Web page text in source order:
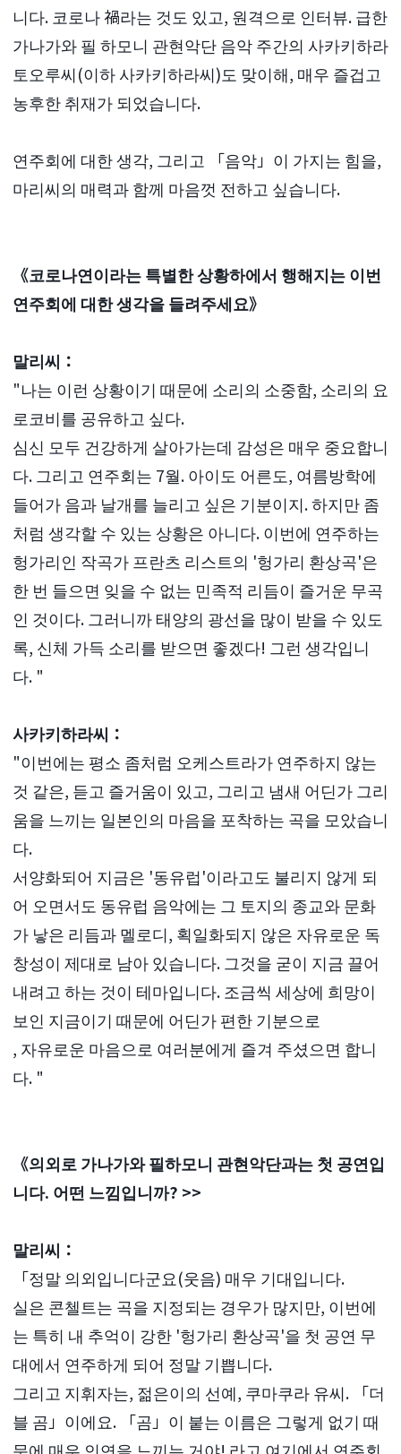
니다. 코로나 禍라는 것도 있고, 원격으로 인터뷰. 급한
가나가와 필 하모니 관현악단 음악 주간의 사카키하라
토오루씨(이하 사카키하라씨)도 맞이해, 매우 즐겁고
농후한 취재가 되었습니다.
연주회에 대한 생각, 그리고 「음악」이 가지는 힘을,
마리씨의 매력과 함께 마음껏 전하고 싶습니다.
《코로나연이라는 특별한 상황하에서 행해지는 이번
연주회에 대한 생각을 들려주세요》
말리씨：
"나는 이런 상황이기 때문에 소리의 소중함, 소리의 요
로코비를 공유하고 싶다.
심신 모두 건강하게 살아가는데 감성은 매우 중요합니
다. 그리고 연주회는 7월. 아이도 어른도, 여름방학에
들어가 음과 날개를 늘리고 싶은 기분이지. 하지만 좀
처럼 생각할 수 있는 상황은 아니다. 이번에 연주하는
헝가리인 작곡가 프란츠 리스트의 '헝가리 환상곡'은
한 번 들으면 잊을 수 없는 민족적 리듬이 즐거운 무곡
인 것이다. 그러니까 태양의 광선을 많이 받을 수 있도
록, 신체 가득 소리를 받으면 좋겠다! 그런 생각입니
다. "
사카키하라씨：
"이번에는 평소 좀처럼 오케스트라가 연주하지 않는
것 같은, 듣고 즐거움이 있고, 그리고 냄새 어딘가 그리
움을 느끼는 일본인의 마음을 포착하는 곡을 모았습니
다.
서양화되어 지금은 '동유럽'이라고도 불리지 않게 되
어 오면서도 동유럽 음악에는 그 토지의 종교와 문화
가 낳은 리듬과 멜로디, 획일화되지 않은 자유로운 독
창성이 제대로 남아 있습니다. 그것을 굳이 지금 끌어
내려고 하는 것이 테마입니다. 조금씩 세상에 희망이
보인 지금이기 때문에 어딘가 편한 기분으로
, 자유로운 마음으로 여러분에게 즐겨 주셨으면 합니
다. "
《의외로 가나가와 필하모니 관현악단과는 첫 공연입
니다. 어떤 느낌입니까? >>
말리씨：
「정말 의외입니다군요(웃음) 매우 기대입니다.
실은 콘첼트는 곡을 지정되는 경우가 많지만, 이번에
는 특히 내 추억이 강한 '헝가리 환상곡'을 첫 공연 무
대에서 연주하게 되어 정말 기쁩니다.
그리고 지휘자는, 젊은이의 선예, 쿠마쿠라 유씨. 「더
블 곰」이에요. 「곰」이 붙는 이름은 그렇게 없기 때
문에 매우 인연을 느끼는 거야! 라고 여기에서 연주회